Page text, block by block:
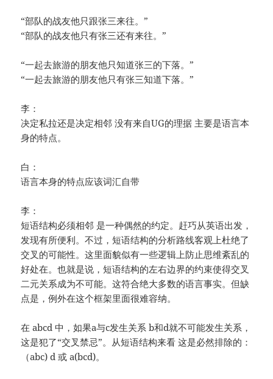
“部队的战友他只跟张三来往。”
“部队的战友他只有张三还有来往。”
“一起去旅游的朋友他只知道张三的下落。”
“一起去旅游的朋友他只有张三知道下落。”
李：
决定私拉还是决定相邻 没有来自UG的理据 主要是语言本
身的特点。
白：
语言本身的特点应该词汇自带
李：
短语结构必须相邻 是一种偶然的约定。赶巧从英语出发，
发现有所便利。不过，短语结构的分析路线客观上杜绝了
交叉的可能性。这里面貌似有一些逻辑上防止思维紊乱的
好处在。也就是说，短语结构的左右边界的约束使得交叉
二元关系成为不可能。这符合绝大多数的语言事实。但缺
点是，例外在这个框架里面很难容纳。
在 abcd 中，如果a与c发生关系 b和d就不可能发生关系，
这是犯了“交叉禁忌”。从短语结构来看 这是必然排除的：
（abc) d 或 a(bcd)。